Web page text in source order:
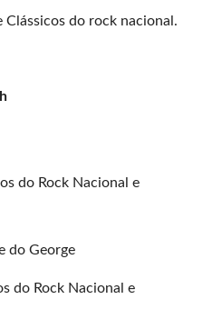
Clássicos do rock nacional.⁣
do Rock Nacional e
do George⁣
do Rock Nacional e